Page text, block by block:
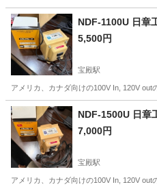
兵庫 高砂市 生活家電
NDF-1100U 日
5,500円
宝殿駅
アメリカ、カナダ向けの100V In, 120V
兵庫 加古川市 その他
NDF-1500U 日
7,000円
宝殿駅
アメリカ、カナダ向けの100V In, 120V